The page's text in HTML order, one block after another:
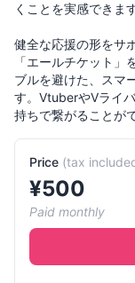
くことを実感できます
健全な応援の形をサ
「エールチケット
ブルを避けた、スマ
す。VtuberやVライ
持ちで繋がることが
Price (tax
¥500
Paid monthly